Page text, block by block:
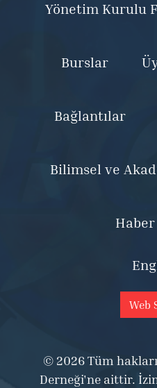
Yönetim Kurulu
Burslar
Bağlantılar
Bilimsel ve
Web
© 2026 Tüm
Derneği'ne aittir.